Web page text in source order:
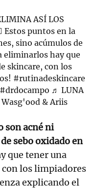
ASÍ LOS
Estos puntos en la
sino acúmulos de
eliminarlos hay que
skincare, con los
#rutinadeskincare
#drdocampo ♬ LUNA
& Ariis
son acné ni
sebo oxidado en
que tener una
los limpiadores
explicando el